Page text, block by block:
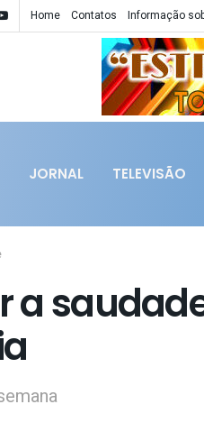
Home Contatos Informação
JORNAL TELEVISÃO
a